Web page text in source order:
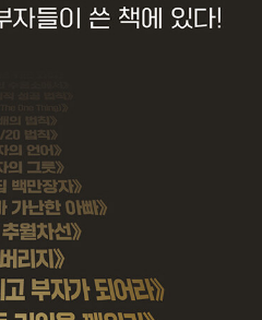
수 있다는 것을.